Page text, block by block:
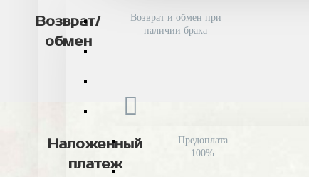
Возврат/
обмен
Возврат и обмен при
наличии брака
Наложенный
платеж
Предоплата
100%